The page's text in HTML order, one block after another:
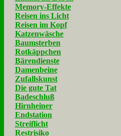
Memory-Effekte
Reisen ins Licht
Reisen im Kopf
Katzenwäsche
Baumsterben
Rotkäppchen
Bärendienste
Damenbeine
Zufallskunst
Die gute Tat
Badeschluß
Hirnheiner
Endstation
Streiflicht
Restrisiko